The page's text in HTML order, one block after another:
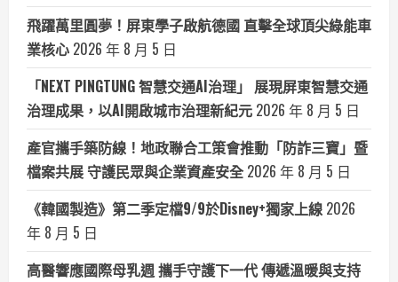
飛躍萬里圓夢！屏東學子啟航德國 直擊全球頂尖綠能車
業核心 2026 年 8 月 5 日
「NEXT PINGTUNG 智慧交通AI治理」 展現屏東智慧交通
治理成果，以AI開啟城市治理新紀元 2026 年 8 月 5 日
產官攜手築防線！地政聯合工策會推動「防詐三寶」暨
檔案共展 守護民眾與企業資產安全 2026 年 8 月 5 日
《韓國製造》第二季定檔9/9於Disney+獨家上線 2026
年 8 月 5 日
高醫響應國際母乳週 攜手守護下一代 傳遞溫暖與支持